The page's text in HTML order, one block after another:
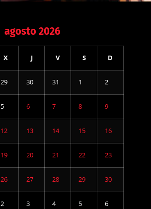
agosto 2026
X J V S D
29 30 31 1 2
5 6 7 8 9
12 13 14 15 16
19 20 21 22 23
26 27 28 29 30
2 3 4 5 6